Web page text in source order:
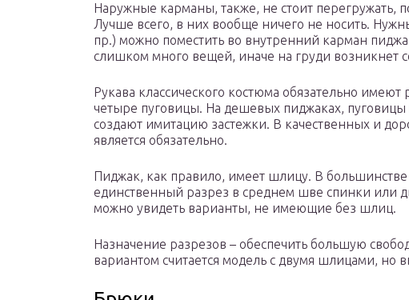
Наружные карманы, также, не стоит перегружать,
Лучше всего, в них вообще ничего не носить.
пр.) можно поместить во внутренний карман
слишком много вещей, иначе на груди возникнет
Рукава классического костюма обязательно имеют
четыре пуговицы. На дешевых пиджаках, пуговицы
создают имитацию застежки. В качественных и
является обязательно.
Пиджак, как правило, имеет шлицу. В
единственный разрез в среднем шве спинки или
можно увидеть варианты, не имеющие без шлиц.
Назначение разрезов – обеспечить большую
вариантом считается модель с двумя шлицами, но